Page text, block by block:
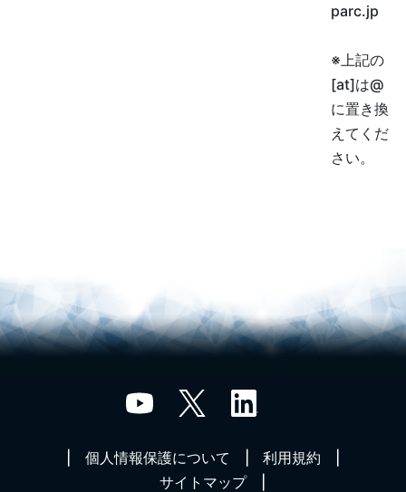
parc.jp
※上記の
[at]は@
に置き換
えてくだ
さい。
個人情報保護について
利用規約
サイトマップ